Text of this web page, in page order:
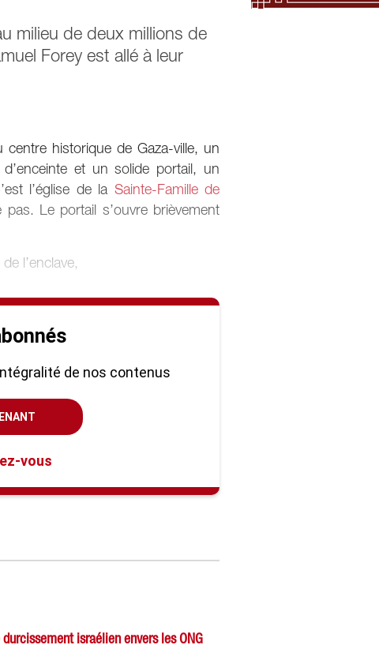
milieu de deux millions de
Forey est allé à leur
historique de Gaza-ville, un
et un solide portail, un
l’église de la Sainte-Famille de
Le portail s’ouvre brièvement
l’enclave,
de nos contenus
vous
israélien envers les ONG